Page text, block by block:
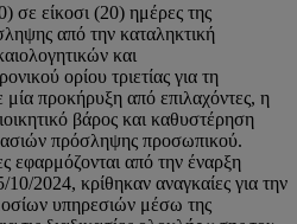
σε είκοσι (20) ημέρες της
από την καταληκτική
και
ορίου τριετίας για τη
προκήρυξη από επιλαχόντες, η
βάρος και καθυστέρηση
πρόσληψης προσωπικού.
εφαρμόζονται από την έναρξη
2024, κρίθηκαν αναγκαίες για την
υπηρεσιών μέσω της